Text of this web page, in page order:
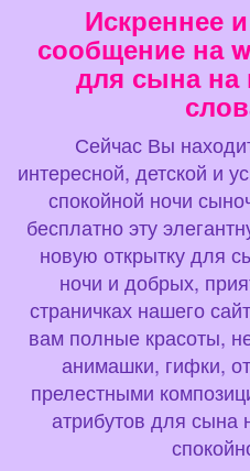
Искреннее
сообщение на
для сына на
Сейчас Вы
интересной, детской и
спокойной ночи
бесплатно эту
новую открытку для
ночи и добрых,
страничках нашего
вам полные красоты,
анимашки, гифки,
прелестными
атрибутов для сына